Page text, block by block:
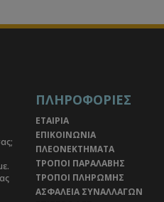
ΠΛΗΡΟΦΟΡΙΕΣ
ΕΤΑΙΡΙΑ
ΕΠΙΚΟΙΝΩΝΙΑ
ΠΛΕΟΝΕΚΤΗΜΑΤΑ
ΤΡΟΠΟΙ ΠΑΡΑΛΑΒΗΣ
ΤΡΟΠΟΙ ΠΛΗΡΩΜΗΣ
ΑΣΦΑΛΕΙΑ ΣΥΝΑΛΛΑΓΩΝ